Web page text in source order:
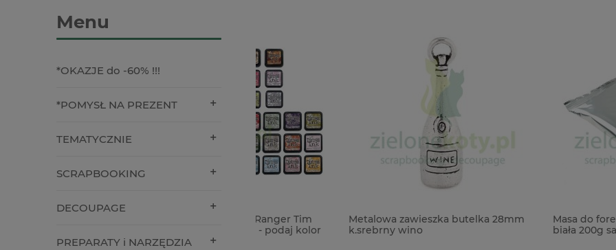
Menu
*OKAZJE do -60% !!!
*POMYSŁ NA PREZENT
TEMATYCZNIE
SCRAPBOOKING
DECOUPAGE
PREPARATY i NARZĘDZIA
Metalowa zawieszka butelka 28mm
k.srebrny wino
Masa do foremek Light
biała 200g samoutwardzalna